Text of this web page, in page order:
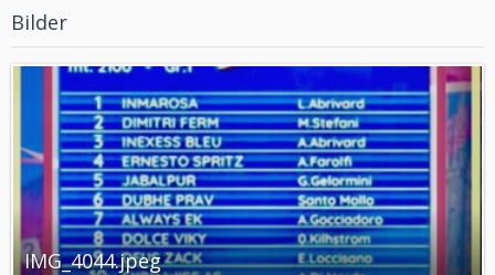
Bilder
IMG_4044.jpeg